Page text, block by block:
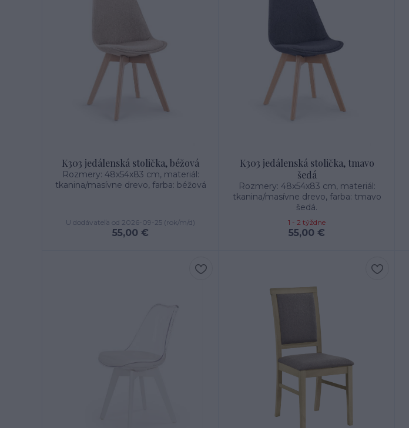
K303 jedálenská stolička, béžová
Rozmery: 48x54x83 cm, materiál:
tkanina/masívne drevo, farba: béžová
55,00 €
U dodávateľa od 2026-09-25 (rok/m/d)
K303 jedálenská stolička, tmavo
šedá
Rozmery: 48x54x83 cm, materiál:
tkanina/masívne drevo, farba: tmavo
šedá.
55,00 €
1 - 2 týždne